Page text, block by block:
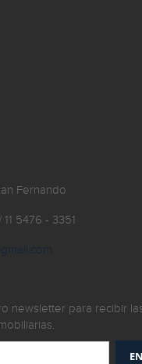
Fernando
11 5476 - 3351
newsletter para recibir